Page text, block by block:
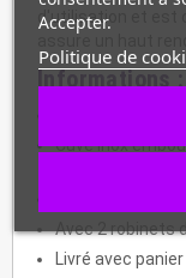
d'utilisation et est
Informations :
Construction
Cuve inox
Châssis et cuve
Avec 2 robinets
Livré avec
Accepter.
Politique de